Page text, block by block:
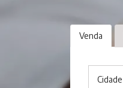
Venda
Cidade